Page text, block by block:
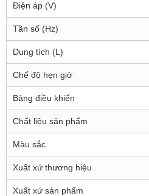
Điện áp (V)
Tần số (Hz)
Dung tích (L)
Chế độ hẹn giờ
Bảng điều khiển
Chất liệu sản phẩm
Màu sắc
Xuất xứ thương hiệu
Xuất xứ sản phẩm